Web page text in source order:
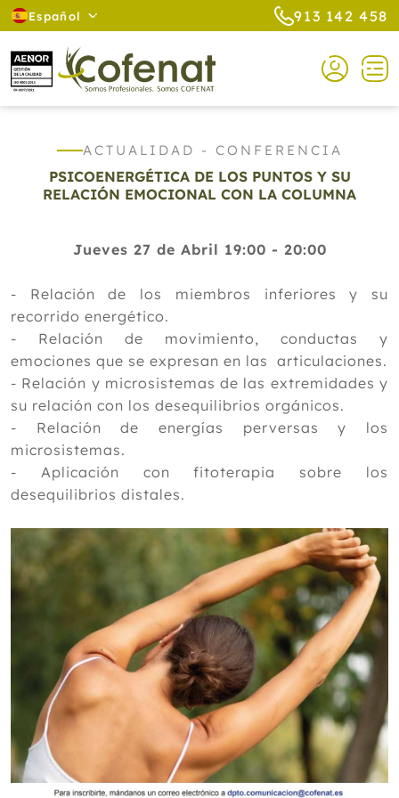
Español 913 142 458
ACTUALIDAD - CONFERENCIA
PSICOENERGÉTICA DE LOS PUNTOS Y SU
RELACIÓN EMOCIONAL CON LA COLUMNA
Jueves 27 de Abril 19:00 - 20:00
- Relación de los miembros inferiores y su
recorrido energético.
- Relación de movimiento, conductas y
emociones que se expresan en las articulaciones.
- Relación y microsistemas de las extremidades y
su relación con los desequilibrios orgánicos.
- Relación de energías perversas y los
microsistemas.
- Aplicación con fitoterapia sobre los
desequilibrios distales.